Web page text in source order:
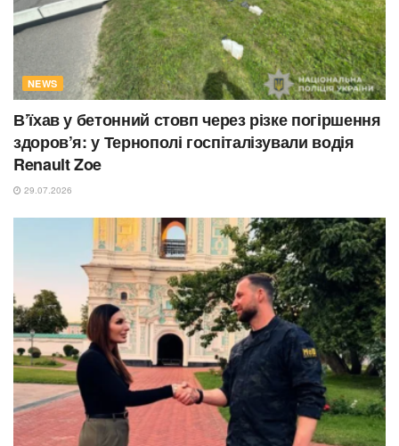
NEWS
В’їхав у бетонний стовп через різке погіршення
здоров’я: у Тернополі госпіталізували водія
Renault Zoe
29.07.2026